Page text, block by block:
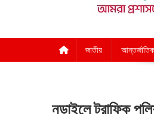
জাতীয় আন্তর্জাতিক
নড়াইলে ট্রাফিক